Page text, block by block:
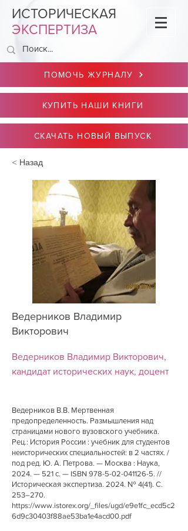
ИСТОРИЧЕСКАЯ
ЭКСПЕРТИЗА
ПОМОЧЬ ЖУРНАЛУ
КУПИТЬ НАШИ КНИГИ
СКАЧАТЬ НОВЫЙ ВЫПУСК
< Назад
Ведерников Владимир
Викторович
Ведерников Владимир Викторович,
кандидат исторических наук, доцент
Ведерников В.В. Мертвенная
предопределенность. Размышления над
страницами нового вузовского учебника.
Рец.: История России : учебник для студентов
неисторических специальностей: в 2 частях. /
под ред. Ю. А. Петрова. — Москва : Наука,
2024. — 521 с. — ISBN 978-5-02-041126-5. //
Историческая экспертиза. 2024. № 4(41). С.
253–270.
https://www.istorex.org/_files/ugd/e9e1fc_ecd5c2
6d9c30403f88ae53ba1e4acd00.pdf